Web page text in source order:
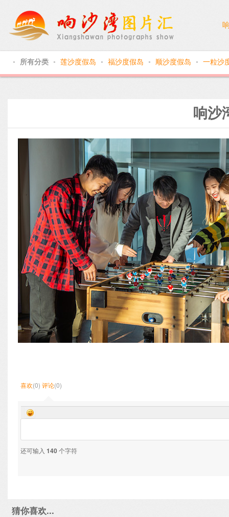
● 所有分类 ● 莲沙度假岛 ● 福沙度假岛 ● 顺沙度假岛 ● 一粒沙
响沙
喜欢(0) 评论(0)
还可输入 140个字符
猜你喜欢...